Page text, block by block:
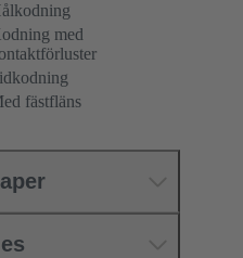
med
fästfläns